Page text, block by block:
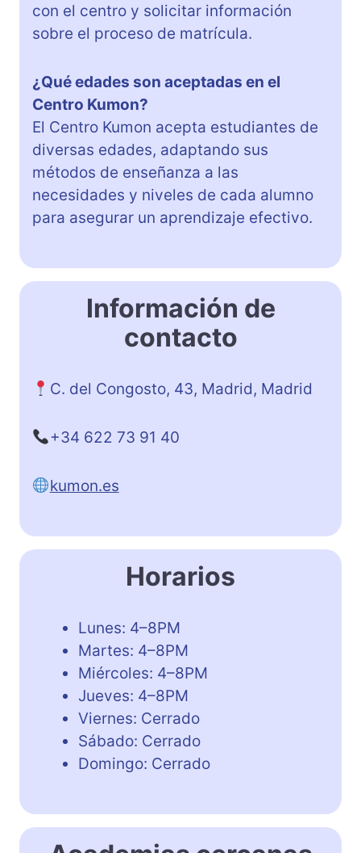
con el centro y solicitar información
sobre el proceso de matrícula.
¿Qué edades son aceptadas en el
Centro Kumon?
El Centro Kumon acepta estudiantes de
diversas edades, adaptando sus
métodos de enseñanza a las
necesidades y niveles de cada alumno
para asegurar un aprendizaje efectivo.
Información de
contacto
C. del Congosto, 43, Madrid, Madrid
+34 622 73 91 40
kumon.es
Horarios
Lunes: 4–8PM
Martes: 4–8PM
Miércoles: 4–8PM
Jueves: 4–8PM
Viernes: Cerrado
Sábado: Cerrado
Domingo: Cerrado